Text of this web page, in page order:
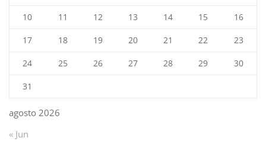
agosto 2026
10 11 12 13 14 15 16
17 18 19 20 21 22 23
24 25 26 27 28 29 30
31
« Jun